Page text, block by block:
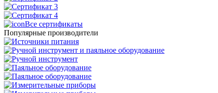
Все сертификаты
Популярные производители